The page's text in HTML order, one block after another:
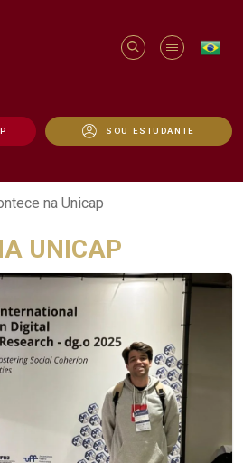
SOU ESTUDANTE
- Unicap
na Unicap
UNICAP